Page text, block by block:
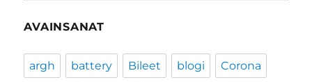
AVAINSANAT
argh battery Bileet blogi Corona